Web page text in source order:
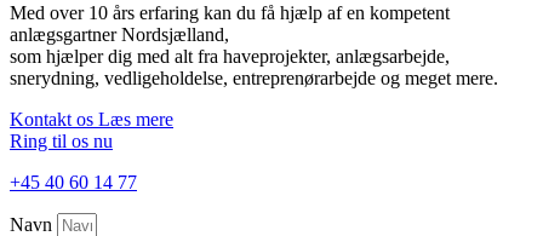
Med over 10 års erfaring kan du få hjælp af en kompetent
anlægsgartner Nordsjælland,
som hjælper dig med alt fra haveprojekter, anlægsarbejde,
snerydning, vedligeholdelse, entreprenørarbejde og meget mere.
Kontakt os Læs mere
Ring til os nu
+45 40 60 14 77
Navn